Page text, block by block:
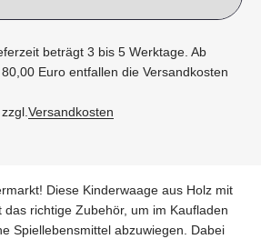
beträgt 3 bis 5 Werktage. Ab
Euro entfallen die Versandkosten
Versandkosten
Diese Kinderwaage aus Holz mit
richtige Zubehör, um im Kaufladen
Spiellebensmittel abzuwiegen. Dabei